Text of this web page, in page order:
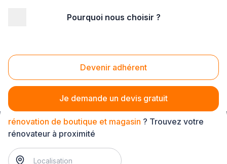
Pourquoi nous choisir ?
Devenir adhérent
Je demande un devis gratuit
Rénovation de boutique et magasin
rénovation de boutique et magasin ? Trouvez votre
rénovateur à proximité